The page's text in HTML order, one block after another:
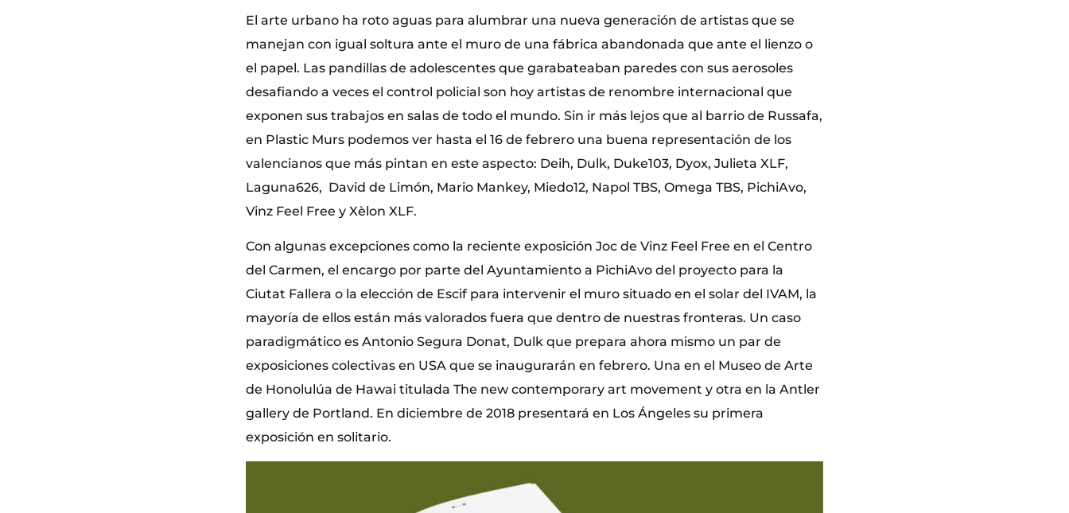
El arte urbano ha roto aguas para alumbrar una nueva generación de artistas que se
manejan con igual soltura ante el muro de una fábrica abandonada que ante el lienzo o
el papel. Las pandillas de adolescentes que garabateaban paredes con sus aerosoles
desafiando a veces el control policial son hoy artistas de renombre internacional que
exponen sus trabajos en salas de todo el mundo. Sin ir más lejos que al barrio de Russafa,
en Plastic Murs podemos ver hasta el 16 de febrero una buena representación de los
valencianos que más pintan en este aspecto: Deih, Dulk, Duke103, Dyox, Julieta XLF,
Laguna626, David de Limón, Mario Mankey, Miedo12, Napol TBS, Omega TBS, PichiAvo,
Vinz Feel Free y Xèlon XLF.
Con algunas excepciones como la reciente exposición Joc de Vinz Feel Free en el Centro
del Carmen, el encargo por parte del Ayuntamiento a PichiAvo del proyecto para la
Ciutat Fallera o la elección de Escif para intervenir el muro situado en el solar del IVAM, la
mayoría de ellos están más valorados fuera que dentro de nuestras fronteras. Un caso
paradigmático es Antonio Segura Donat, Dulk que prepara ahora mismo un par de
exposiciones colectivas en USA que se inaugurarán en febrero. Una en el Museo de Arte
de Honolulúa de Hawai titulada The new contemporary art movement y otra en la Antler
gallery de Portland. En diciembre de 2018 presentará en Los Ángeles su primera
exposición en solitario.